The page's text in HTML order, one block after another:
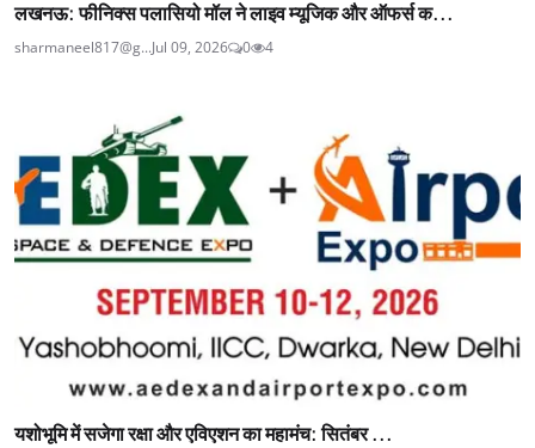
लखनऊ: फीनिक्स पलासियो मॉल ने लाइव म्यूजिक और ऑफर्स क...
sharmaneel817@g...Jul 09, 2026 0 4
यशोभूमि में सजेगा रक्षा और एविएशन का महामंच: सितंबर ...